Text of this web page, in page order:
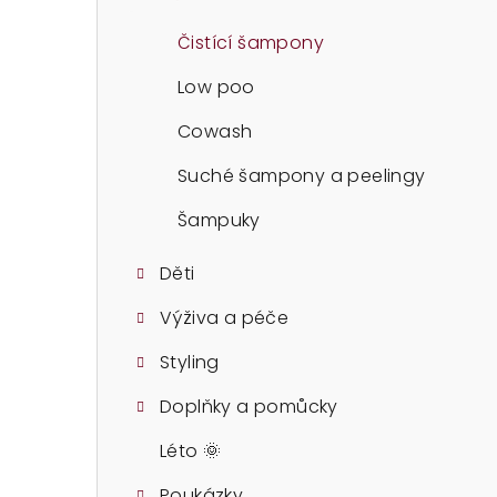
Čistící šampony
Low poo
Cowash
Suché šampony a peelingy
Šampuky
Děti
Výživa a péče
Styling
Doplňky a pomůcky
Léto 🌞